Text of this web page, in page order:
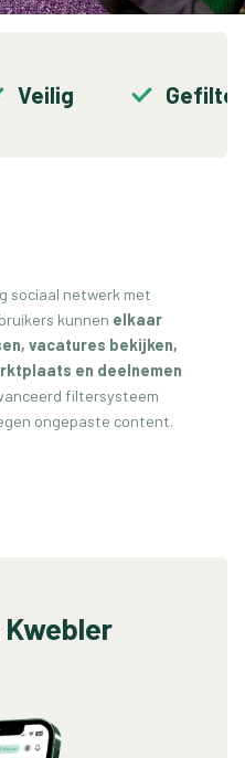
Veilig
sociaal netwerk met
kunnen elkaar
vacatures bekijken,
en deelnemen
filtersysteem
ongepaste content.